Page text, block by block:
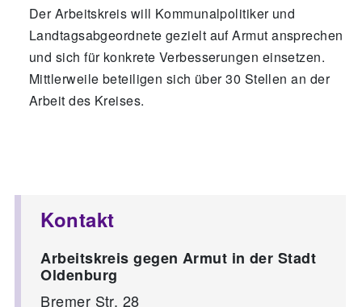
Kontakt
Arbeitskreis gegen Armut in der Stadt
Oldenburg
Bremer Str. 28
Der Arbeitskreis will Kommunalpolitiker und
Landtagsabgeordnete gezielt auf Armut ansprechen
und sich für konkrete Verbesserungen einsetzen.
Mittlerweile beteiligen sich über 30 Stellen an der
Arbeit des Kreises.